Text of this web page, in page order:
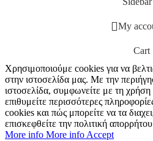
My
Cart
Χρησιμοποιούμε cookies για να
στην ιστοσελίδα μας. Με την
ιστοσελίδα, συμφωνείτε με τη
επιθυμείτε περισσότερες
cookies και πώς μπορείτε να τα
επισκεφθείτε την πολιτική
More info More info Accept